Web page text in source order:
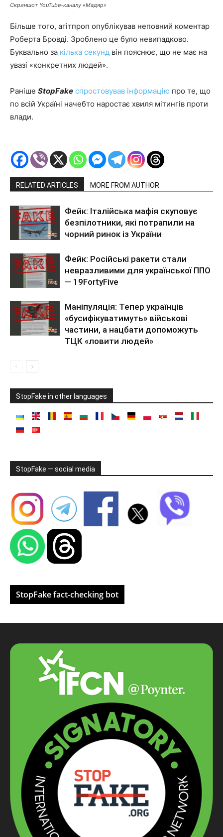
Скриншот YouTube-каналу «Мадяр»
Більше того, агітпроп опублікував неповний коментар
Роберта Бровді. Зроблено це було невипадково.
Буквально за кілька секунд він пояснює, що не має на
увазі «конкретних людей».
Раніше StopFake спростовував інформацію про те, що
по всій Україні начебто наростає хвиля мітингів проти
влади.
RELATED ARTICLES MORE FROM AUTHOR
Фейк: Італійська мафія скуповує
безпілотники, які потрапили на
чорний ринок із України
Фейк: Російські ракети стали
невразливими для української ППО
— 19FortyFive
Маніпуляція: Тепер українців
«бусифікуватимуть» військові
частини, а нацбати допоможуть
ТЦК «ловити людей»
StopFake in other languages
StopFake — social media
StopFake fact-checking bot